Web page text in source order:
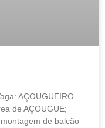
AÇOUGUEIRO
de AÇOUGUE;
de balcão